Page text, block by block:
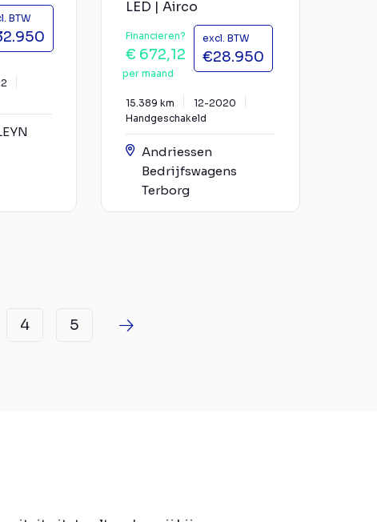
BTW
LED | Airco
Financieren?
€ 672,12
per maand
excl. BTW
€28.950
15.389 km
12-2020
Handgeschakeld
Andriessen
Bedrijfswagens
Terborg
4 5